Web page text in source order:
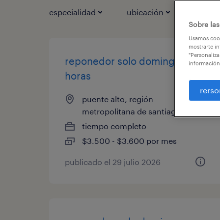
especialidad ubicación
reponedor solo domingos por
horas
puente alto, región
metropolitana de santiago
tiempo completo
$3.500 - $3.600 por mes
publicado el 29 julio 2026
Sobre
Usamos
mostrarte